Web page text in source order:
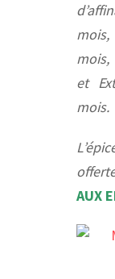
mois,
et
mois.
AUX